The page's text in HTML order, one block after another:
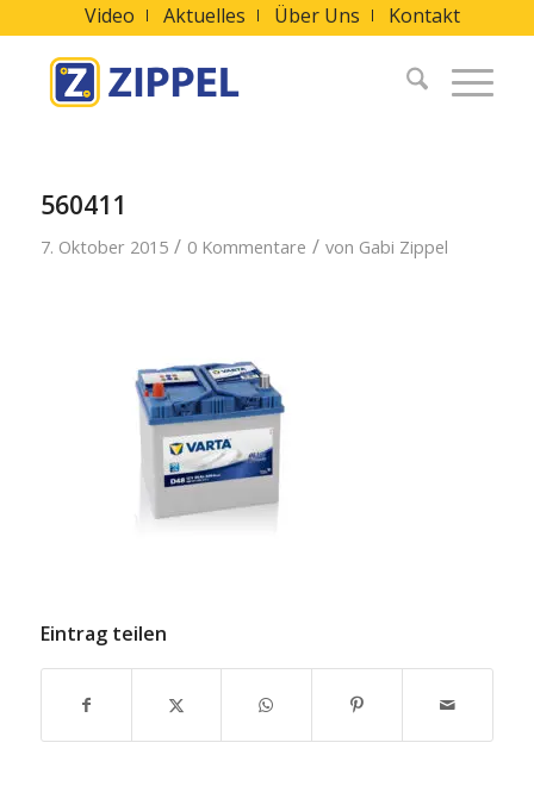
Video Aktuelles Über Uns Kontakt
560411
7. Oktober 2015 / 0 Kommentare / von Gabi Zippel
Eintrag teilen